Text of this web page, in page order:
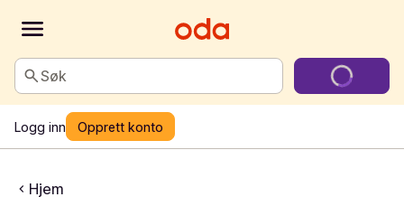
Søk
Logg inn Opprett konto
Hjem